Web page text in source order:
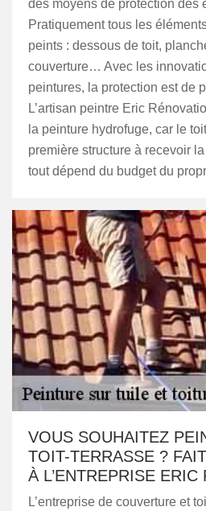
des moyens de protection des
Pratiquement tous les
peints : dessous de toit,
couverture… Avec les
peintures, la protection est de
L’artisan peintre Eric
la peinture hydrofuge, car le
première structure à recevoir
tout dépend du budget du
VOUS SOUHAITEZ
TOIT-TERRASSE ?
À L’ENTREPRISE ERIC
L’entreprise de couverture et